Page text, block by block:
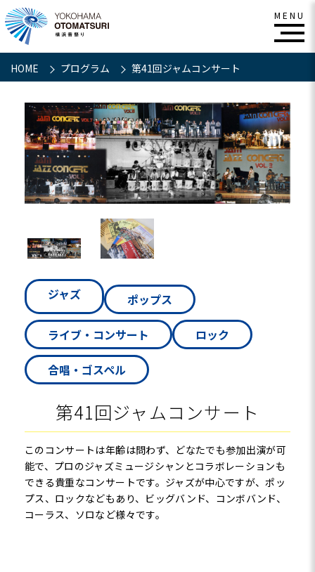
HOME プログラム 第41回ジャムコンサート
ジャズ ポップス
ライブ・コンサート ロック
合唱・ゴスペル
第41回ジャムコンサート
このコンサートは年齢は問わず、どなたでも参加出演が可
能で、プロのジャズミュージシャンとコラボレーションも
できる貴重なコンサートです。ジャズが中心ですが、ポッ
プス、ロックなどもあり、ビッグバンド、コンボバンド、
コーラス、ソロなど様々です。